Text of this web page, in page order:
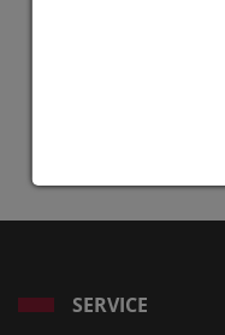
SERVICE